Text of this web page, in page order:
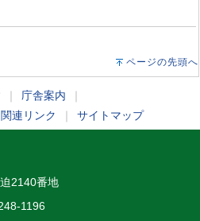
ページの先頭へ
庁舎案内
関連リンク サイトマップ
2140番地
1196